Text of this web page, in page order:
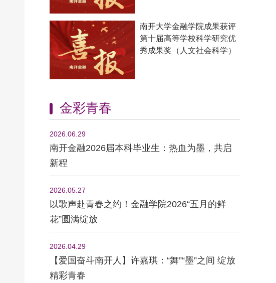
南开大学金融学院成果获评
第十届高等学校科学研究优
秀成果奖（人文社会科学）
金彩青春
2026.06.29
南开金融2026届本科毕业生：热血为墨，共启
新程
2026.05.27
以歌声赴青春之约！金融学院2026“五月的鲜
花”圆满绽放
2026.04.29
【爱国奋斗南开人】许嘉琪：“舞”“墨”之间 绽放
精彩青春